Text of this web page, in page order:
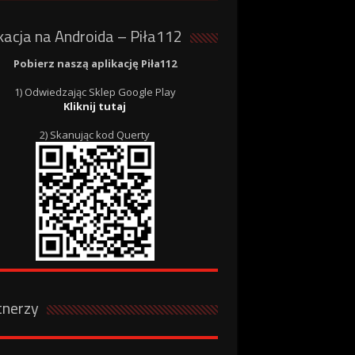
na Androida – Piła112
Pobierz naszą aplikację Piła112
1) Odwiedzając Sklep Google Play
Kliknij tutaj
2) Skanując kod Querty